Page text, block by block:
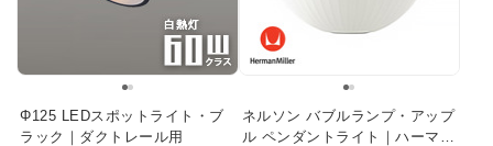
Φ125 LEDスポットライト・ブ
ラック｜ダクトレール用
ネルソン バブルランプ・アップ
ル ペンダントライト｜ハーマン